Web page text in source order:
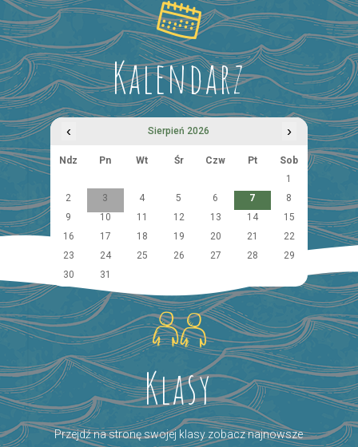
Kalendarz
‹ Sierpień 2026 ›
Ndz Pn Wt Śr Czw Pt
Sob
1
2
3 4 5 6 7
8
9
10 11 12 13 14
15
16
17 18 19 20 21
22
23
24 25 26 27 28
29
30
31
Klasy
Przejdź na stronę swojej klasy zobacz najnowsze